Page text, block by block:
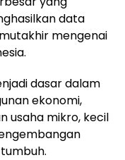
data
mengenai
dasar dalam
ekonomi,
usaha mikro, kecil